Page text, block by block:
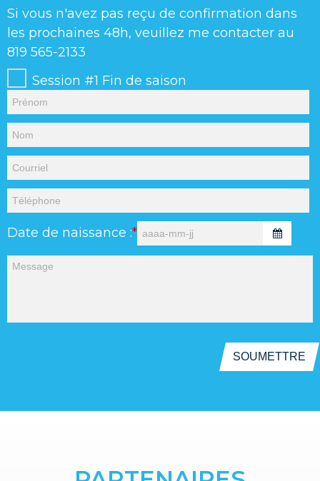
Si vous n'avez pas reçu de confirmation dans
les prochaines 48h, veuillez me contacter au
819 565-2133
Session #1 Fin de saison
Date de naissance :*
SOUMETTRE